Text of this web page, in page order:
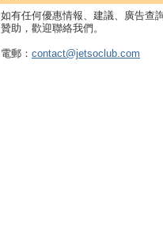
如有任何優惠情報、建議、廣告查
贊助，歡迎聯絡我們。
電郵： contact@jetsoclub.com